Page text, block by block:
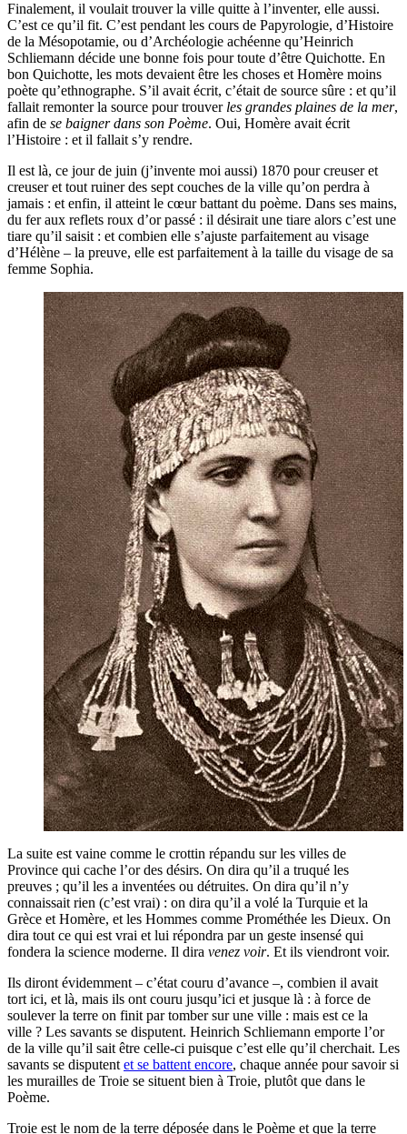
Finalement, il voulait trouver la ville quitte à l’inventer, elle aussi.
C’est ce qu’il fit. C’est pendant les cours de Papyrologie, d’Histoire
de la Mésopotamie, ou d’Archéologie achéenne qu’Heinrich
Schliemann décide une bonne fois pour toute d’être Quichotte. En
bon Quichotte, les mots devaient être les choses et Homère moins
poète qu’ethnographe. S’il avait écrit, c’était de source sûre : et qu’il
fallait remonter la source pour trouver les grandes plaines de la mer,
afin de se baigner dans son Poème. Oui, Homère avait écrit
l’Histoire : et il fallait s’y rendre.
Il est là, ce jour de juin (j’invente moi aussi) 1870 pour creuser et
creuser et tout ruiner des sept couches de la ville qu’on perdra à
jamais : et enfin, il atteint le cœur battant du poème. Dans ses mains,
du fer aux reflets roux d’or passé : il désirait une tiare alors c’est une
tiare qu’il saisit : et combien elle s’ajuste parfaitement au visage
d’Hélène – la preuve, elle est parfaitement à la taille du visage de sa
femme Sophia.
La suite est vaine comme le crottin répandu sur les villes de
Province qui cache l’or des désirs. On dira qu’il a truqué les
preuves ; qu’il les a inventées ou détruites. On dira qu’il n’y
connaissait rien (c’est vrai) : on dira qu’il a volé la Turquie et la
Grèce et Homère, et les Hommes comme Prométhée les Dieux. On
dira tout ce qui est vrai et lui répondra par un geste insensé qui
fondera la science moderne. Il dira venez voir. Et ils viendront voir.
Ils diront évidemment – c’état couru d’avance –, combien il avait
tort ici, et là, mais ils ont couru jusqu’ici et jusque là : à force de
soulever la terre on finit par tomber sur une ville : mais est ce la
ville ? Les savants se disputent. Heinrich Schliemann emporte l’or
de la ville qu’il sait être celle-ci puisque c’est elle qu’il cherchait. Les
savants se disputent et se battent encore, chaque année pour savoir si
les murailles de Troie se situent bien à Troie, plutôt que dans le
Poème.
Troie est le nom de la terre déposée dans le Poème et que la terre